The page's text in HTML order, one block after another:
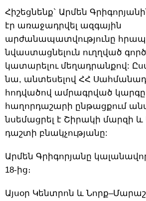
Հիշեցնենք` Արմեն
էր առաջադրվել ազգային
արժանապատվությունը
նվաստացնելուն ուղղված
կատարելու մեղադրանքով:
նա, անտեսելով ՀՀ
հոդվածով ամրագրված կարգը,
հաղորդաշարի ընթացքում
նսեմացրել է Շիրակի մարզի
դաշտի բնակչությանը:
Արմեն Գրիգորյանը
18-ից։
Այսօր Կենտրոն և